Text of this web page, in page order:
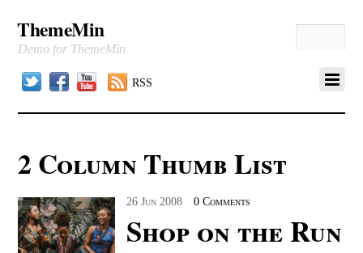
ThemeMin
Demo for ThemeMin
TwitterFacebookYouTubeRSS
2 Column Thumb List
26 Jun 2008 0 Comments
Shop on the Run